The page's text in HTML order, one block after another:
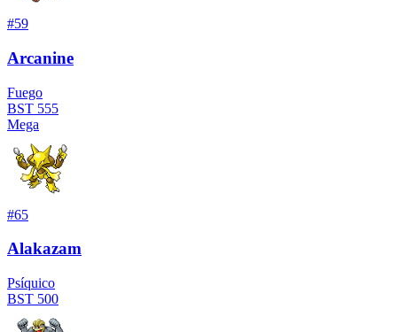
#59
Arcanine
Fuego
BST 555
Mega
#65
Alakazam
Psíquico
BST 500